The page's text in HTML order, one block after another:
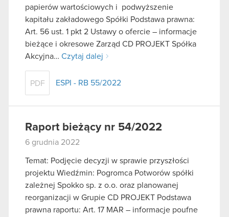
papierów wartościowych i podwyższenie
kapitału zakładowego Spółki Podstawa prawna:
Art. 56 ust. 1 pkt 2 Ustawy o ofercie – informacje
bieżące i okresowe Zarząd CD PROJEKT Spółka
Akcyjna… Czytaj dalej
PDF ESPI - RB 55/2022
Raport bieżący nr 54/2022
6 grudnia 2022
Temat: Podjęcie decyzji w sprawie przyszłości
projektu Wiedźmin: Pogromca Potworów spółki
zależnej Spokko sp. z o.o. oraz planowanej
reorganizacji w Grupie CD PROJEKT Podstawa
prawna raportu: Art. 17 MAR – informacje poufne